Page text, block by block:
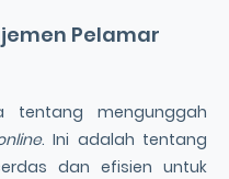
Pelamar
mengunggah
. Ini adalah tentang
dan efisien untuk